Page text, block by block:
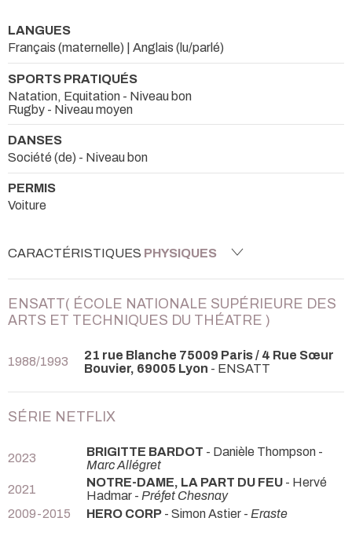
LANGUES
Français (maternelle) | Anglais (lu/parlé)
SPORTS PRATIQUÉS
Natation, Equitation - Niveau bon
Rugby - Niveau moyen
DANSES
Société (de) - Niveau bon
PERMIS
Voiture
CARACTÉRISTIQUES PHYSIQUES
ENSATT( ÉCOLE NATIONALE SUPÉRIEURE DES
ARTS ET TECHNIQUES DU THÉATRE )
1988/1993
21 rue Blanche 75009 Paris / 4 Rue Sœur
Bouvier, 69005 Lyon - ENSATT
SÉRIE NETFLIX
2023 BRIGITTE BARDOT - Danièle Thompson -
Marc Allégret
2021
NOTRE-DAME, LA PART DU FEU - Hervé
Hadmar - Préfet Chesnay
2009-2015
HERO CORP - Simon Astier - Eraste